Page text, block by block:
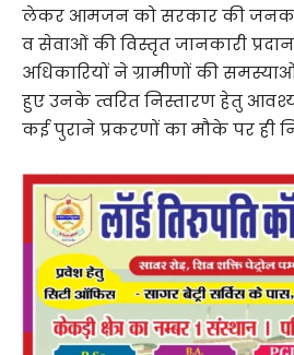
लेकर आमजन को सरकार की
व सेवाओं की विस्तृत जानकारी
अधिकारियों ने ग्रामीणों की
हुए उनके त्वरित निस्तारण हेतु
कई पुराने प्रकरणों का मौके पर ही